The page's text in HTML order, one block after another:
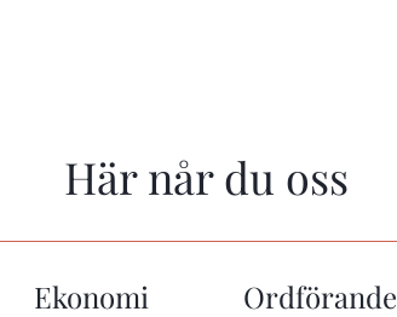
Här når du oss
Ekonomi Ordförande